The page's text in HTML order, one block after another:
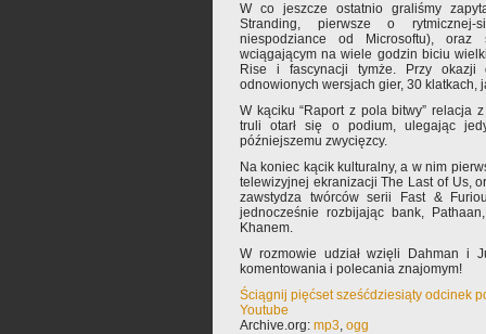
W co jeszcze ostatnio graliśmy
Stranding, pierwsze o rytmicznej-
niespodziance od Microsoftu),
wciągającym na wiele godzin biciu
Rise i fascynacji tymże. Przy
odnowionych wersjach gier, 30 klatkach,
W kąciku “Raport z pola bitwy” relacja
truli otarł się o podium, ulegając
późniejszemu zwycięzcy.
Na koniec kącik kulturalny, a w nim
telewizyjnej ekranizacji The Last of Us,
zawstydza twórców serii Fast &
jednocześnie rozbijając bank,
Khanem.
W rozmowie udział wzięli Dahman i
komentowania i polecania znajomym!
Ściągnij pięćset sześćdziesiąty odcinek
Youtube
Archive.org: mp3, ogg